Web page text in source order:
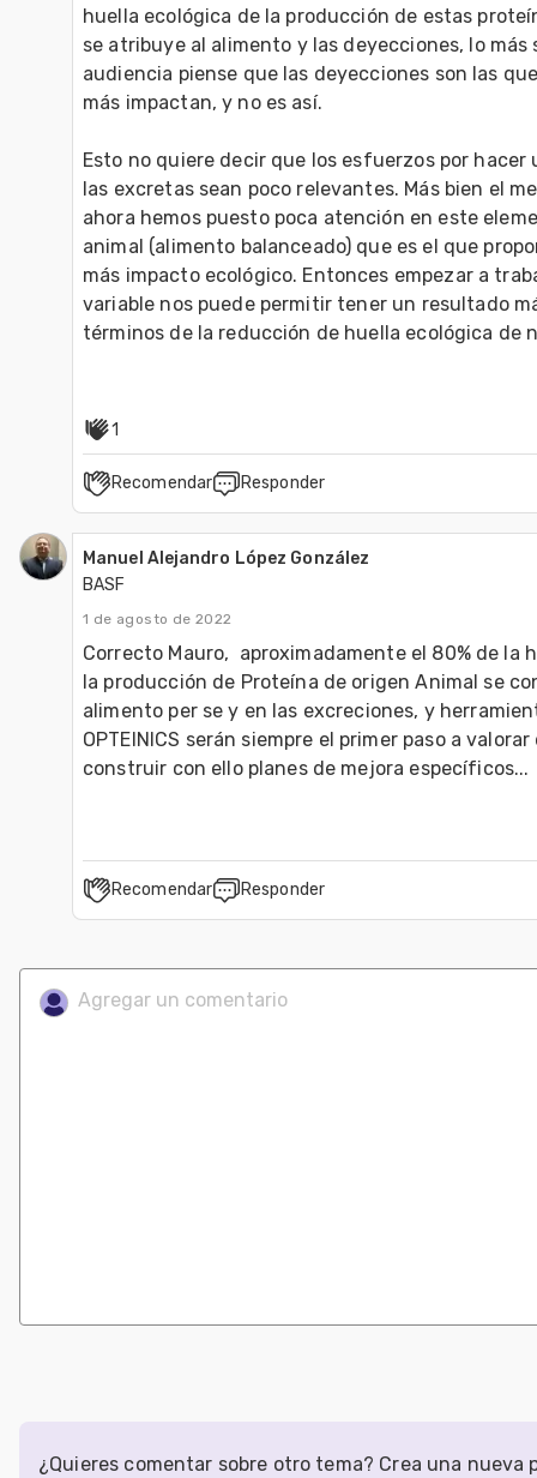
huella ecológica de la producción de estas
se atribuye al alimento y las deyecciones, lo más
audiencia piense que las deyecciones son las
más impactan, y no es así.
Esto no quiere decir que los esfuerzos por hacer
las excretas sean poco relevantes. Más bien el
ahora hemos puesto poca atención en este
animal (alimento balanceado) que es el que
más impacto ecológico. Entonces empezar a
variable nos puede permitir tener un resultado
términos de la reducción de huella ecológica de
1
Recomendar Responder
Manuel Alejandro López González
BASF
1 de agosto de 2022
Correcto Mauro,  aproximadamente el 80% de la
la producción de Proteína de origen Animal se
alimento per se y en las excreciones, y
OPTEINICS serán siempre el primer paso a
construir con ello planes de mejora específicos...
Recomendar Responder
¿Quieres comentar sobre otro tema? Crea una nueva